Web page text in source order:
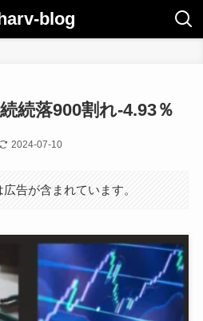
blog
続落900割れ-4.93％
2024-07-10
告が含まれています。